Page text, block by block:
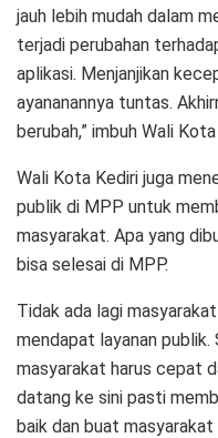
jauh lebih mudah dalam
terjadi perubahan
aplikasi. Menjanjikan
ayananannya tuntas.
berubah,” imbuh Wali
Wali Kota Kediri juga
publik di MPP untuk
masyarakat. Apa yang
bisa selesai di MPP.
Tidak ada lagi
mendapat layanan
masyarakat harus cepat
datang ke sini pasti
baik dan buat masyarakat